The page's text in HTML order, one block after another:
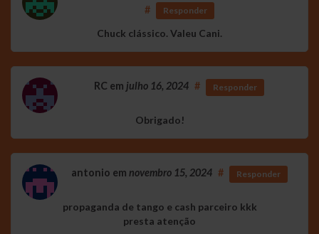
#
Responder
Chuck clássico. Valeu Cani.
RC em julho 16, 2024 # Responder
Obrigado!
antonio em novembro 15, 2024 # Responder
propaganda de tango e cash parceiro kkk
presta atenção